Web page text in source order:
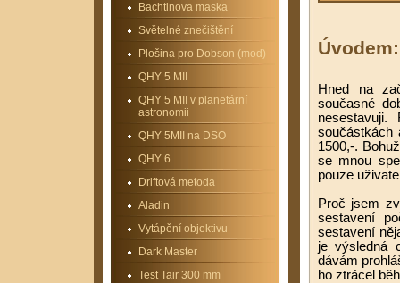
Úvodem:
Hned na
současné
součástkách
1500,-.
se mnou
pouze
Proč jsem
sestavení
sestavení
je výsledná
dávám
ho ztrácel
Bachtinova maska
Světelné znečištění
Plošina pro Dobson (mod)
QHY 5 MII
QHY 5 MII v planetární
astronomii
QHY 5MII na DSO
QHY 6
Driftová metoda
Aladin
Vytápění objektivu
Dark Master
Test Tair 300 mm